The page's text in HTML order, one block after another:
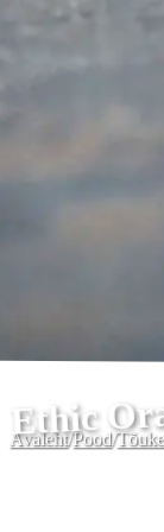
Ethic
Avaleht/Pood/